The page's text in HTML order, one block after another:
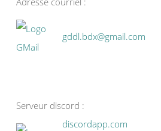
gddl.bdx@gmail.com
Serveur discord :
discordapp.com